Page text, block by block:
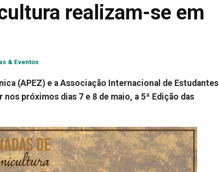
realizam-se em
& Eventos
(APEZ) e a Associação Internacional de Estudantes
próximos dias 7 e 8 de maio, a 5ª Edição das